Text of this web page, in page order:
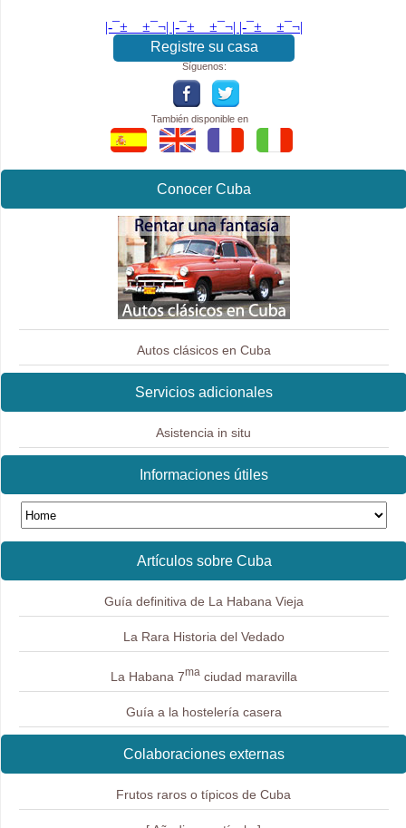
|-¯±­__­±¯¬| |-¯±­__­±¯¬| |-¯±­__­±¯¬|
Registre su casa
Síguenos:
También disponible en
Conocer Cuba
Autos clásicos en Cuba
Servicios adicionales
Asistencia in situ
Informaciones útiles
Artículos sobre Cuba
Guía definitiva de La Habana Vieja
La Rara Historia del Vedado
La Habana 7maciudad maravilla
Guía a la hostelería casera
Colaboraciones externas
Frutos raros o típicos de Cuba